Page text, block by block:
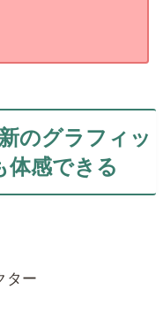
のグラフィッ
体感できる
ター